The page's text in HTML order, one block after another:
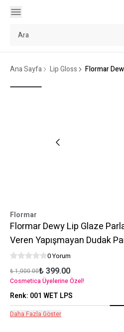
Ana Sayfa Lip Gloss Flormar
Flormar
Flormar Dewy Lip Glaze
Veren Yapışmayan Dudak
0 Yorum
₺ 1,000.00₺ 399.00
Cosmetica Üyelerine Özel!
Renk: 001 WET LPS
Daha Fazla Göster